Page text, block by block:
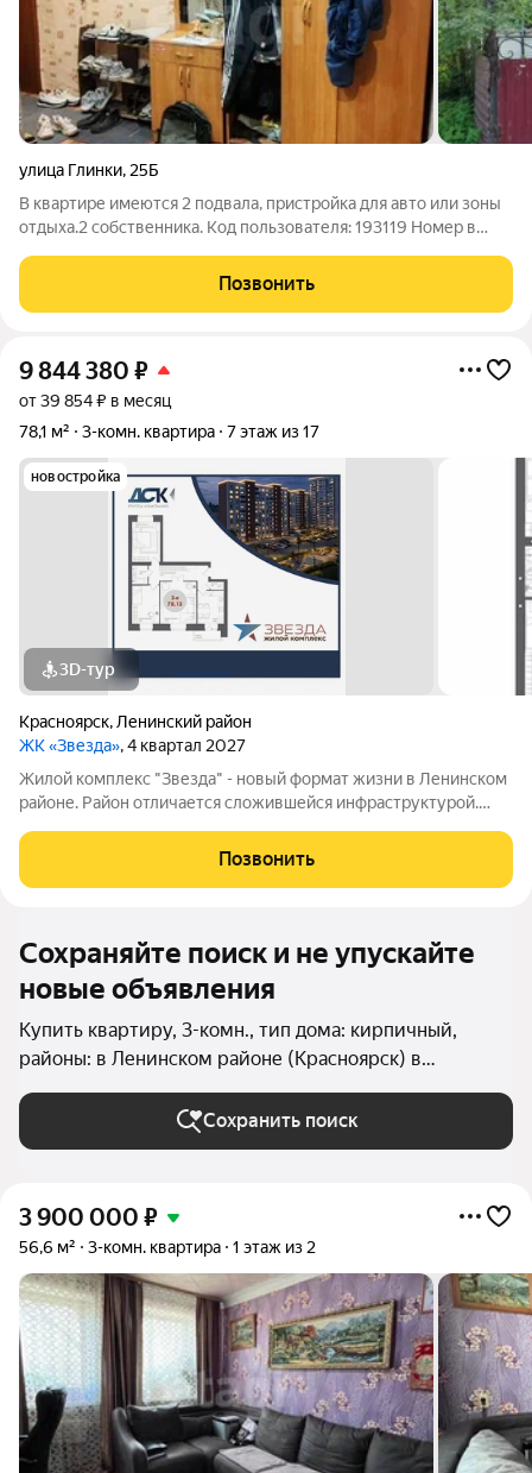
улица Глинки, 25Б
В квартире имеются 2 подвала, пристройка для авто или зоны
отдыха.2 собственника. Код пользователя: 193119 Номер в
Позвонить
9 844 380 ₽
от 39 854 ₽ в месяц
78,1 м²
3-комн. квартира 7 этаж из 17
новостройка
3D-тур
Красноярск, Ленинский район
ЖК «Звезда», 4 квартал 2027
Жилой комплекс "Звезда" - новый формат жизни в Ленинском
районе. Район отличается сложившейся инфраструктурой.
большой парк с одноименным названием. Развита
транспортная и дорожная сети. Есть
Позвонить
Сохраняйте поиск и не упускайте
новые объявления
Купить квартиру, 3-комн., тип дома: кирпичный,
районы: в Ленинском районе (Красноярск) в
Красноярске
Сохранить поиск
3 900 000 ₽
56,6 м² 3-комн. квартира 1 этаж из 2